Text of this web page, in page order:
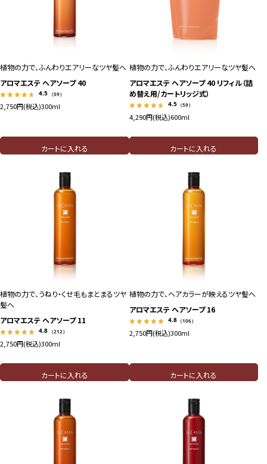
植物の力で、ふんわりエアリーなツヤ髪へ
アロマエステ ヘアソープ 40
4.5 （59）
2,750円(税込)300ml
カートに入れる
植物の力で、ふんわりエアリーなツヤ髪へ
アロマエステ ヘアソープ 40 リフィル（詰
め替え用/カートリッジ式）
4.5 （59）
4,290円(税込)600ml
カートに入れる
植物の力で、うねり・くせ毛もまとまるツヤ
髪へ
アロマエステ ヘアソープ 11
4.8 （212）
2,750円(税込)300ml
カートに入れる
植物の力で、ヘアカラーが映えるツヤ髪へ
アロマエステ ヘアソープ 16
4.8 （106）
2,750円(税込)300ml
カートに入れる